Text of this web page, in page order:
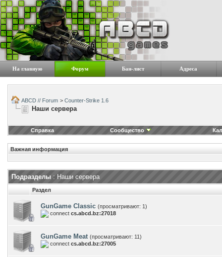
На главную Форум Бан-лист Адреса
ABCD // Forum > Counter-Strike 1.6
Наши сервера
Справка Сообщество
Важная информация
Подразделы : Наши сервера
Раздел
GunGame Classic (просматривают: 1)
connect cs.abcd.bz:27018
GunGame Meat (просматривают: 11)
connect cs.abcd.bz:27005